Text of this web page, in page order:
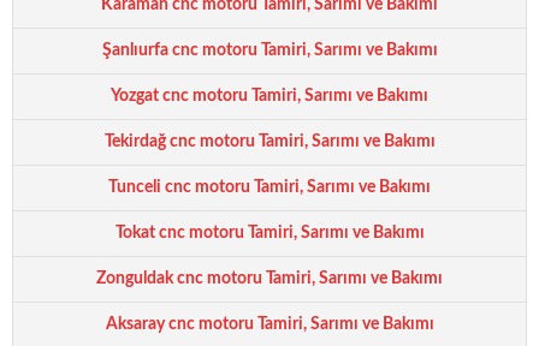
Karaman cnc motoru Tamiri, Sarımı ve Bakımı
Şanlıurfa cnc motoru Tamiri, Sarımı ve Bakımı
Yozgat cnc motoru Tamiri, Sarımı ve Bakımı
Tekirdağ cnc motoru Tamiri, Sarımı ve Bakımı
Tunceli cnc motoru Tamiri, Sarımı ve Bakımı
Tokat cnc motoru Tamiri, Sarımı ve Bakımı
Zonguldak cnc motoru Tamiri, Sarımı ve Bakımı
Aksaray cnc motoru Tamiri, Sarımı ve Bakımı